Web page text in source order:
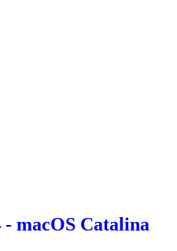
macOS Catalina